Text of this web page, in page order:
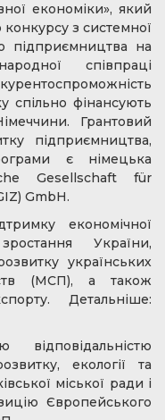
економіки», який
конкурсу з системної
підприємництва на
співпраці
спільно фінансують
Грантовий
підприємництва,
є німецька
Gesellschaft für
GmbH.
економічної
України,
українських
(МСП), а також
Детальніше:
екології та
міської ради і
Європейського